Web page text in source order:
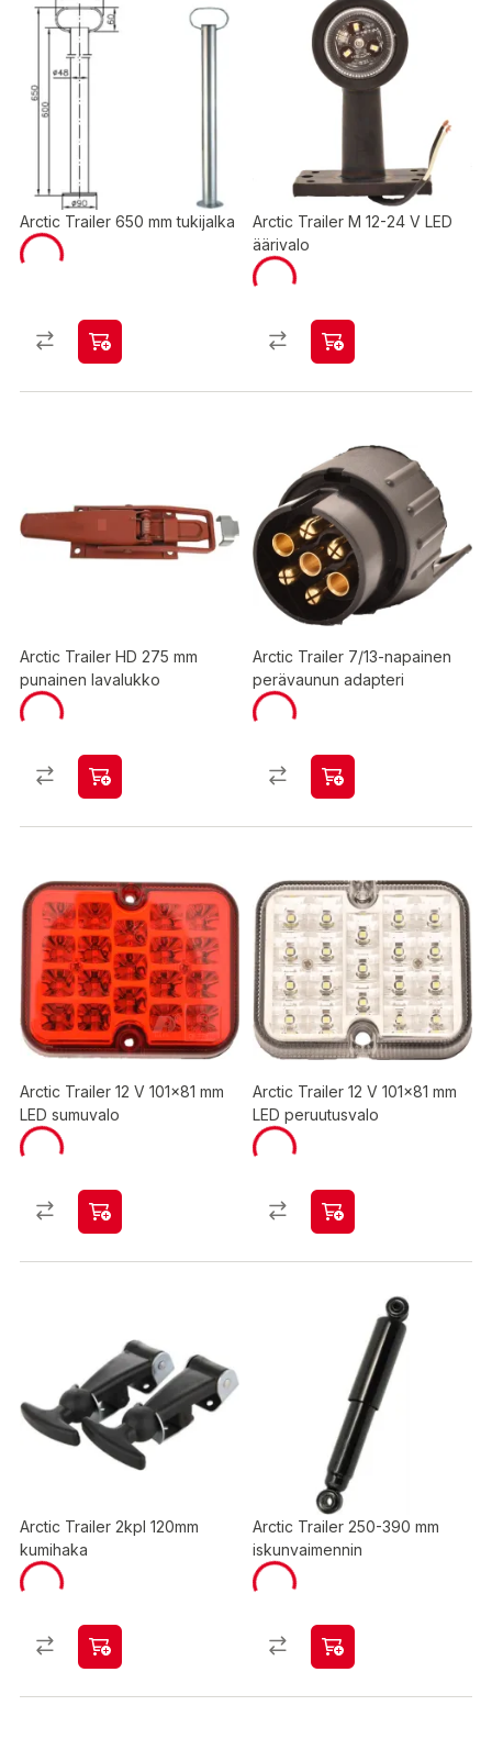
Arctic Trailer 650 mm tukijalka
Arctic Trailer M 12-24 V LED
äärivalo
Arctic Trailer HD 275 mm
punainen lavalukko
Arctic Trailer 7/13-napainen
perävaunun adapteri
Arctic Trailer 12 V 101x81 mm
LED sumuvalo
Arctic Trailer 12 V 101x81 mm
LED peruutusvalo
Arctic Trailer 2kpl 120mm
kumihaka
Arctic Trailer 250-390 mm
iskunvaimennin